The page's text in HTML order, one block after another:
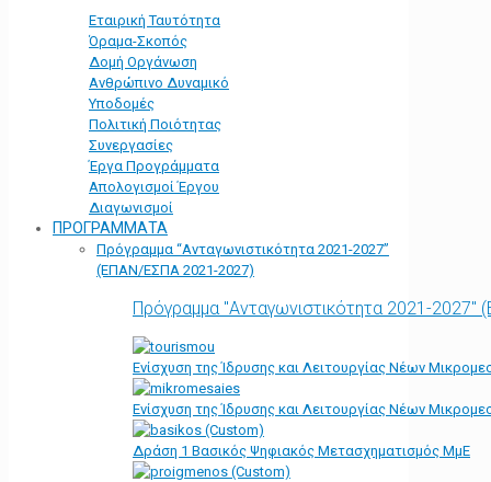
Εταιρική Ταυτότητα
Όραμα-Σκοπός
Δομή Οργάνωση
Ανθρώπινο Δυναμικό
Υποδομές
Πολιτική Ποιότητας
Συνεργασίες
Έργα Προγράμματα
Απολογισμοί Έργου
Διαγωνισμοί
ΠΡΟΓΡΑΜΜΑΤΑ
Πρόγραμμα “Ανταγωνιστικότητα 2021-2027”
(ΕΠΑΝ/ΕΣΠΑ 2021-2027)
Πρόγραμμα "Ανταγωνιστικότητα 2021-
Ενίσχυση της Ίδρυσης και Λειτουργίας Νέων
Ενίσχυση της Ίδρυσης και Λειτουργίας Νέων
Δράση 1 Βασικός Ψηφιακός Μετασχηματισμός ΜμΕ